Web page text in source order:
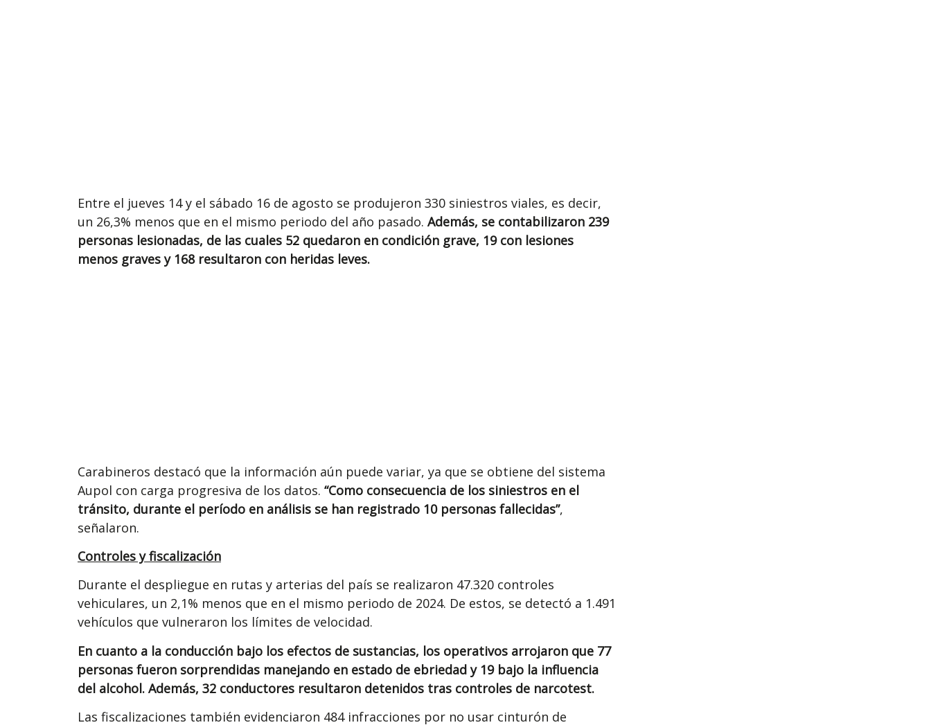
Entre el jueves 14 y el sábado 16 de agosto se produjeron 330 siniestros viales, es decir,
un 26,3% menos que en el mismo periodo del año pasado. Además, se contabilizaron 239
personas lesionadas, de las cuales 52 quedaron en condición grave, 19 con lesiones
menos graves y 168 resultaron con heridas leves.
Carabineros destacó que la información aún puede variar, ya que se obtiene del sistema
Aupol con carga progresiva de los datos. “Como consecuencia de los siniestros en el
tránsito, durante el período en análisis se han registrado 10 personas fallecidas”,
señalaron.
Controles y fiscalización
Durante el despliegue en rutas y arterias del país se realizaron 47.320 controles
vehiculares, un 2,1% menos que en el mismo periodo de 2024. De estos, se detectó a 1.491
vehículos que vulneraron los límites de velocidad.
En cuanto a la conducción bajo los efectos de sustancias, los operativos arrojaron que 77
personas fueron sorprendidas manejando en estado de ebriedad y 19 bajo la influencia
del alcohol. Además, 32 conductores resultaron detenidos tras controles de narcotest.
Las fiscalizaciones también evidenciaron 484 infracciones por no usar cinturón de